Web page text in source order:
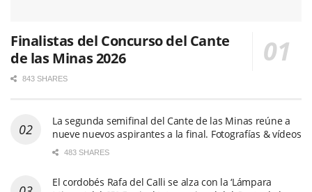
Finalistas del Concurso del Cante
de las Minas 2026
843 SHARES
La segunda semifinal del Cante de las Minas reúne a
nueve nuevos aspirantes a la final. Fotografías & vídeos
483 SHARES
El cordobés Rafa del Calli se alza con la ‘Lámpara